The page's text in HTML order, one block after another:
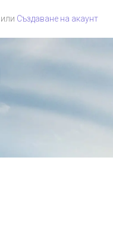
или Създаване на акаунт